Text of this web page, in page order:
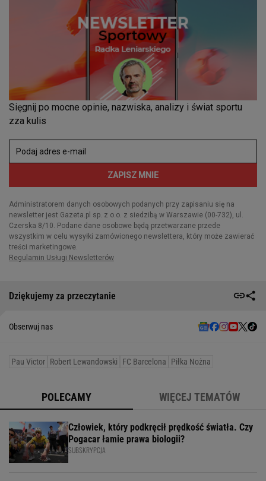
Dziękujemy za przeczytanie
Obserwuj nas
Pau Victor Robert Lewandowski FC Barcelona Piłka Nożna
POLECAMY WIĘCEJ TEMATÓW
Człowiek, który podkręcił prędkość światła. Czy
Pogacar łamie prawa biologii?
SUBSKRYPCJA